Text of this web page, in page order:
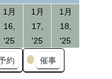
曜
曜
曜
01/2025
1月
16,
'25 16/01/2025
1月
17,
'25 17/01/2025
1月
18,
'25
約 催事